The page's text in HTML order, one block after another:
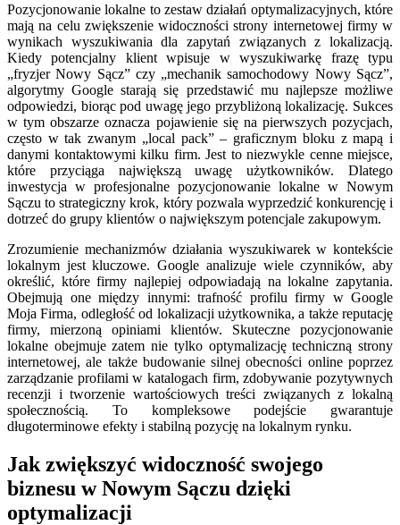
Pozycjonowanie lokalne to zestaw działań optymalizacyjnych, które
mają na celu zwiększenie widoczności strony internetowej firmy w
wynikach wyszukiwania dla zapytań związanych z lokalizacją.
Kiedy potencjalny klient wpisuje w wyszukiwarkę frazę typu
„fryzjer Nowy Sącz” czy „mechanik samochodowy Nowy Sącz”,
algorytmy Google starają się przedstawić mu najlepsze możliwe
odpowiedzi, biorąc pod uwagę jego przybliżoną lokalizację. Sukces
w tym obszarze oznacza pojawienie się na pierwszych pozycjach,
często w tak zwanym „local pack” – graficznym bloku z mapą i
danymi kontaktowymi kilku firm. Jest to niezwykle cenne miejsce,
które przyciąga największą uwagę użytkowników. Dlatego
inwestycja w profesjonalne pozycjonowanie lokalne w Nowym
Sączu to strategiczny krok, który pozwala wyprzedzić konkurencję i
dotrzeć do grupy klientów o największym potencjale zakupowym.
Zrozumienie mechanizmów działania wyszukiwarek w kontekście
lokalnym jest kluczowe. Google analizuje wiele czynników, aby
określić, które firmy najlepiej odpowiadają na lokalne zapytania.
Obejmują one między innymi: trafność profilu firmy w Google
Moja Firma, odległość od lokalizacji użytkownika, a także reputację
firmy, mierzoną opiniami klientów. Skuteczne pozycjonowanie
lokalne obejmuje zatem nie tylko optymalizację techniczną strony
internetowej, ale także budowanie silnej obecności online poprzez
zarządzanie profilami w katalogach firm, zdobywanie pozytywnych
recenzji i tworzenie wartościowych treści związanych z lokalną
społecznością. To kompleksowe podejście gwarantuje
długoterminowe efekty i stabilną pozycję na lokalnym rynku.
Jak zwiększyć widoczność swojego
biznesu w Nowym Sączu dzięki
optymalizacji